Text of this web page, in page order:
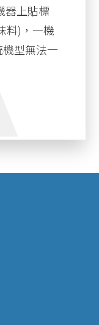
器上貼標
料)，一機
型無法一